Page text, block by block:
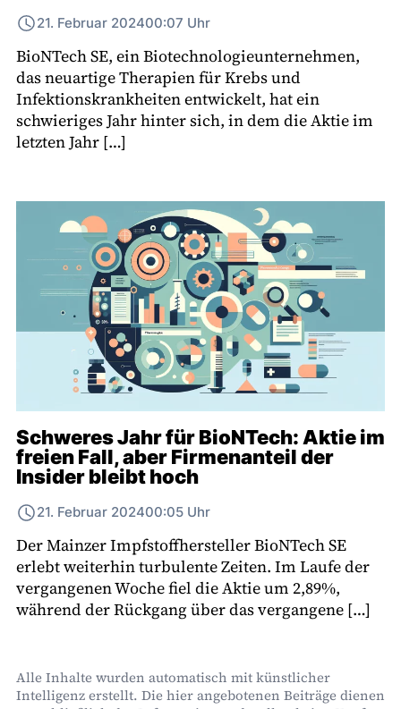
21. Februar 202400:07 Uhr
BioNTech SE, ein Biotechnologieunternehmen,
das neuartige Therapien für Krebs und
Infektionskrankheiten entwickelt, hat ein
schwieriges Jahr hinter sich, in dem die Aktie im
letzten Jahr […]
Schweres Jahr für BioNTech: Aktie im
freien Fall, aber Firmenanteil der
Insider bleibt hoch
21. Februar 202400:05 Uhr
Der Mainzer Impfstoffhersteller BioNTech SE
erlebt weiterhin turbulente Zeiten. Im Laufe der
vergangenen Woche fiel die Aktie um 2,89%,
während der Rückgang über das vergangene […]
Alle Inhalte wurden automatisch mit künstlicher
Intelligenz erstellt. Die hier angebotenen Beiträge dienen